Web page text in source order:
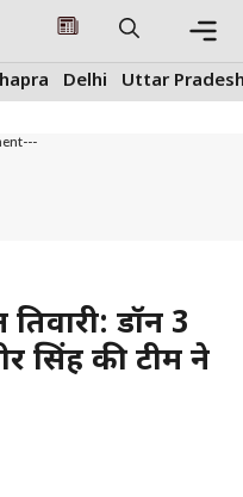
Delhi Uttar
डॉन 3
सिंह की टीम ने